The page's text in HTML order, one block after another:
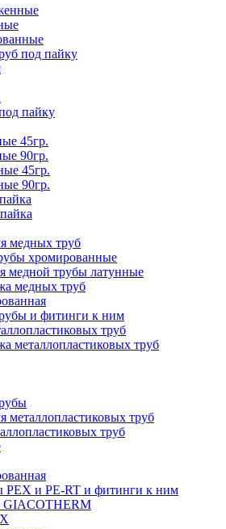
под пайку
пайку
45гр.
90гр.
45гр.
90гр.
медных труб
хромированные
медной трубы латунные
медных труб
и фитинги к ним
труб
металлопластиковых труб
труб
труб
PEX и PE-RT и фитинги к ним
GIACOTHERM